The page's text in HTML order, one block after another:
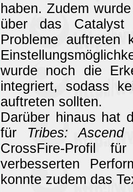
haben. Zudem
über das Catalyst
Probleme auftreten
wurde noch die
integriert, sodass
auftreten sollten.
Darüber hinaus hat
für Tribes: Ascend
CrossFire-Profil
verbesserten
konnte zudem das